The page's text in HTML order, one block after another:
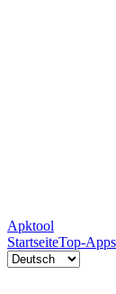
Apktool
StartseiteTop-Apps